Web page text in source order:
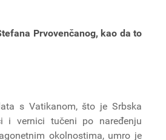
Prvovenčanog, kao da to
s Vatikanom, što je Srbska
i vernici tučeni po naređenju
okolnostima, umro je